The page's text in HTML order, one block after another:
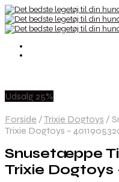
Udsalg 25%
Forside /Trixie Dogtoys /
Trixie Dogtoys –
Snusetæppe
Trixie Dogtoys